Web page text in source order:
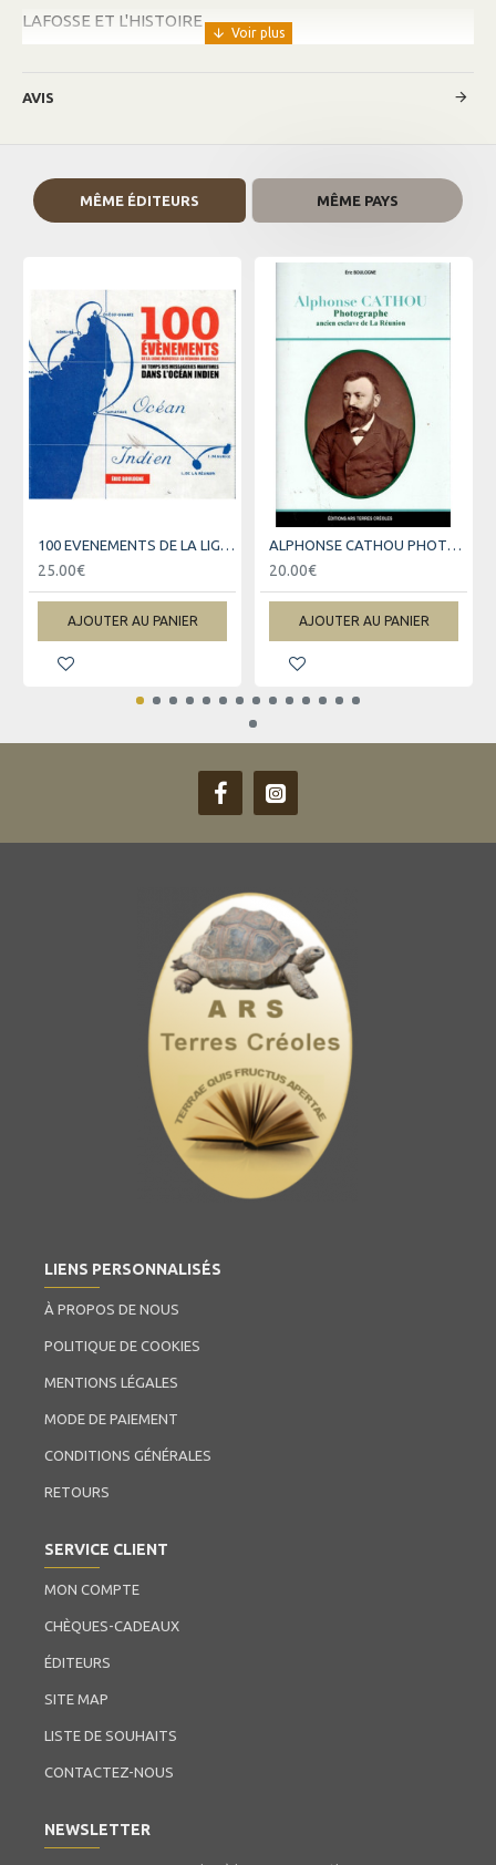
LAFOSSE ET L'HISTOIRE
AVIS
MÊME ÉDITEURS MÊME PAYS
100 EVENEMENTS DE LA LIGNE LA REUNION-MARSEILLE
25.00€
AJOUTER AU PANIER
ALPHONSE CATHOU PHOTOGRAPHE - ANCIEN ESCLAVE DE LA REUNION
20.00€
AJOUTER AU PANIER
LIENS PERSONNALISÉS
À PROPOS DE NOUS
POLITIQUE DE COOKIES
MENTIONS LÉGALES
MODE DE PAIEMENT
CONDITIONS GÉNÉRALES
RETOURS
SERVICE CLIENT
MON COMPTE
CHÈQUES-CADEAUX
ÉDITEURS
SITE MAP
LISTE DE SOUHAITS
CONTACTEZ-NOUS
NEWSLETTER